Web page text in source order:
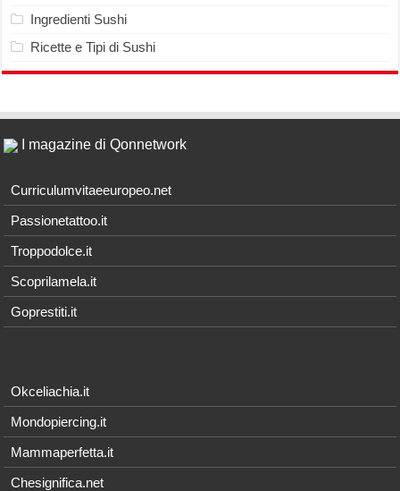
Ingredienti Sushi
Ricette e Tipi di Sushi
I magazine di Qonnetwork
Curriculumvitaeeuropeo.net
Passionetattoo.it
Troppodolce.it
Scoprilamela.it
Goprestiti.it
Okceliachia.it
Mondopiercing.it
Mammaperfetta.it
Chesignifica.net